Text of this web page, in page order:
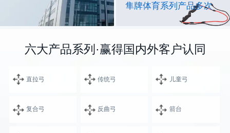
隼牌体育系列产品多次
六大产品系列·赢得国内外客户认同
直拉弓 传统弓 儿童弓
复合弓 反曲弓 箭台